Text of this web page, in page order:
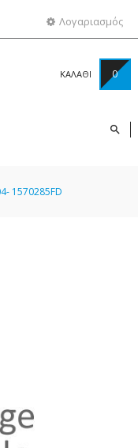
Λογαριασμός
ΚΑΛΑΘΙ 0
1570285FD